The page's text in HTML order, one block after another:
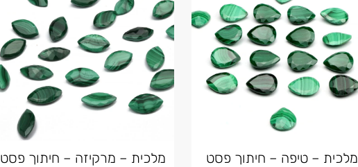
מלכית – טיפה – חיתוך פסט
מלכית – מרקיזה – חיתוך פסט